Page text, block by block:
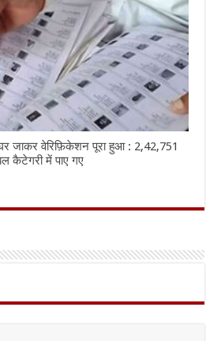
जाकर वेरिफ़िकेशन पूरा हुआ : 2,42,751
कैटेगरी में पाए गए